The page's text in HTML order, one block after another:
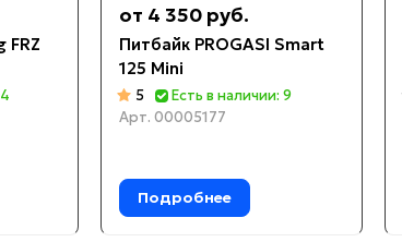
FRZ
от 4 350 руб.
Питбайк PROGASI Smart
125 Mini
5
Есть в наличии: 9
Арт. 00005177
Подробнее